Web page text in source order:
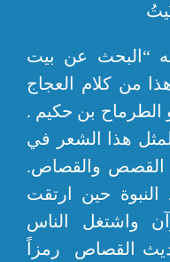
“البحث عن بيت
من كلام العجاج
الطرماح بن حكيم .
هذا الشعر في
القصص والقصاص.
حين ارتقت
واشتغل الناس
القصاص رمزاً